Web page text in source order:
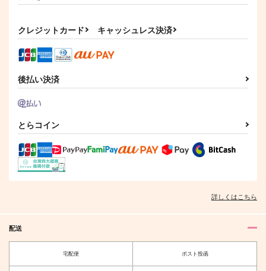
クレジットカード キャッシュレス決済
後払い決済
とらコイン
詳しくはこちら
配送
宅配便 ポスト投函